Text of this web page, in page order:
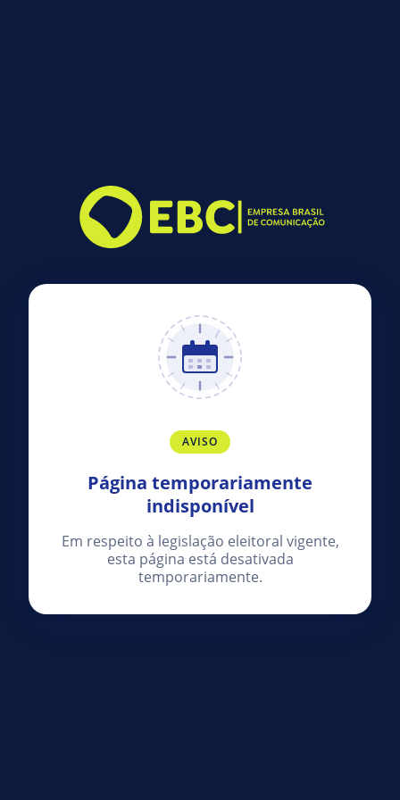
AVISO
Página temporariamente
indisponível
Em respeito à legislação eleitoral vigente,
esta página está desativada
temporariamente.